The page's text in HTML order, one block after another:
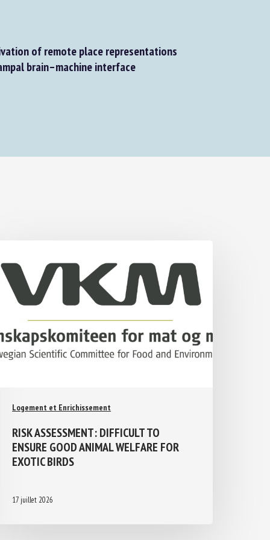
of remote place representations
brain–machine interface
Logement et Enrichissement
RISK ASSESSMENT: DIFFICULT TO
ENSURE GOOD ANIMAL WELFARE FOR
EXOTIC BIRDS
17 juillet 2026